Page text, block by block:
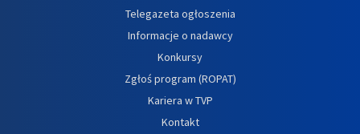
Telegazeta ogłoszenia
Informacje o nadawcy
Konkursy
Zgłoś program (ROPAT)
Kariera w TVP
Kontakt